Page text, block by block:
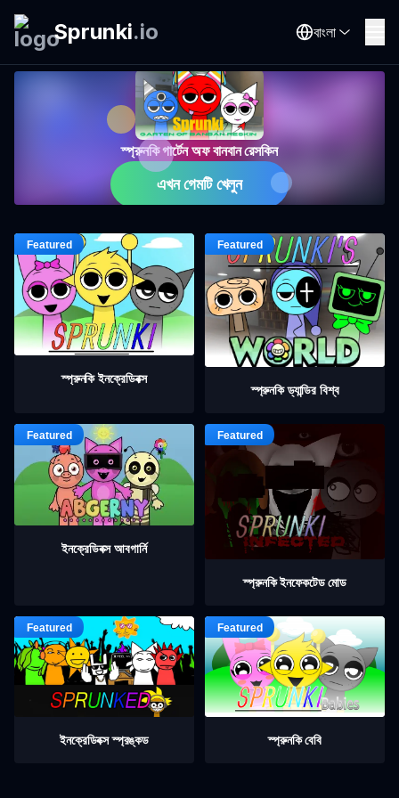
Sprunki.io বাংলা
স্প্রুনকি গার্টেন অফ বানবান রেসকিন
এখন গেমটি খেলুন
স্প্রুনকি ইনক্রেডিবক্স
স্প্রুনকি ড্যান্ডির বিশ্ব
ইনক্রেডিবক্স আবগার্নি
স্প্রুনকি ইনফেকটেড মোড
ইনক্রেডিবক্স স্প্রঙ্কড স্প্রুনকি বেবি